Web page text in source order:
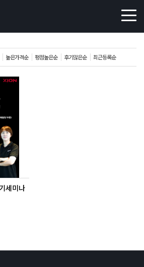
높은가격순 평점높은순 후기많은순 최근등록순
세미나